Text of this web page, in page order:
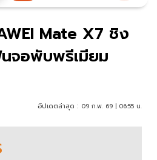
Mate X7 ชิง
จอพับพรีเมียม
อัปเดตล่าสุด : 09 ก.พ. 69 | 06:55 น.